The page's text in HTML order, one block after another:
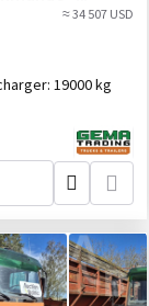
complète -
≈ 34 507 USD
19000 kg